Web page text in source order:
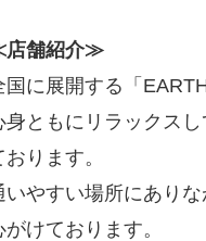
舗紹介≫
国に展開する「
身ともにリラックス
おります。
いやすい場所にあり
がけております。